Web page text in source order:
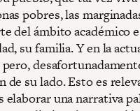
pobres, las
del ámbito académico
su familia. Y en la
de su lado. Esto es
elaborar una narrativa